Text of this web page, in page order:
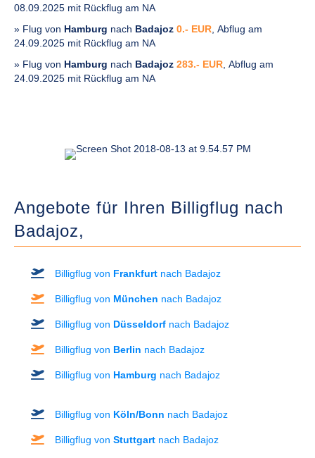
08.09.2025 mit Rückflug am NA
» Flug von Hamburg nach Badajoz 0.- EUR , Abflug am
24.09.2025 mit Rückflug am NA
» Flug von Hamburg nach Badajoz 283.- EUR , Abflug am
24.09.2025 mit Rückflug am NA
Angebote für Ihren Billigflug nach
Badajoz,
Billigflug von Frankfurt nach Badajoz
Billigflug von München nach Badajoz
Billigflug von Düsseldorf nach Badajoz
Billigflug von Berlin nach Badajoz
Billigflug von Hamburg nach Badajoz
Billigflug von Köln/Bonn nach Badajoz
Billigflug von Stuttgart nach Badajoz